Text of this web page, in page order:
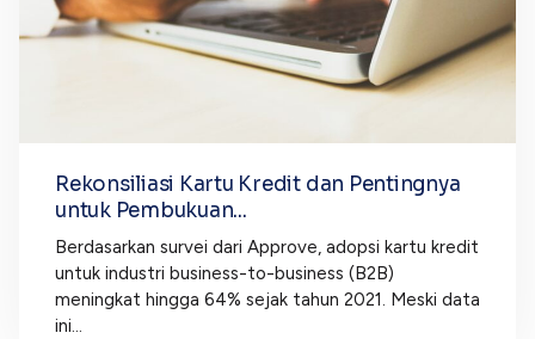
Rekonsiliasi Kartu Kredit dan Pentingnya
untuk Pembukuan...
Berdasarkan survei dari Approve, adopsi kartu kredit
untuk industri business-to-business (B2B)
meningkat hingga 64% sejak tahun 2021. Meski data
ini...